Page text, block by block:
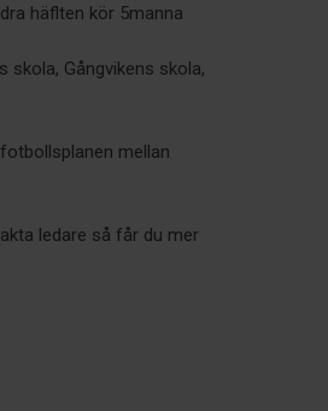
häflten kör 5manna
skola, Gångvikens skola,
mellan
ledare så får du mer